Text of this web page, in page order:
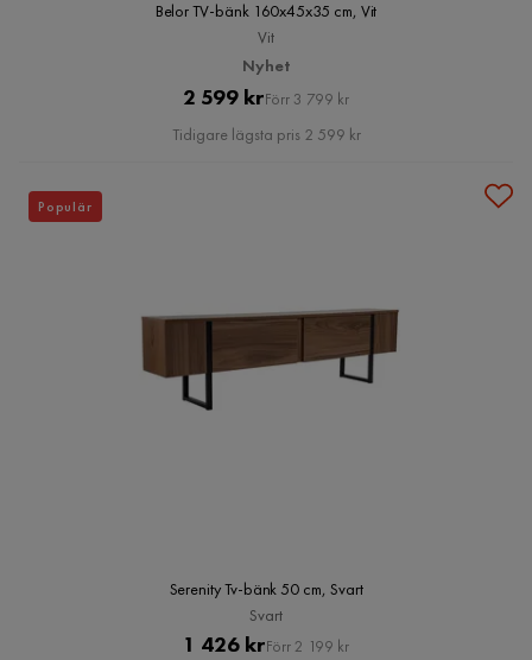
Belor TV-bänk 160x45x35 cm, Vit
Vit
Nyhet
Pris
2 599 krOriginal
Pris
Förr 3 799 kr
Tidigare lägsta pris 2 599 kr
Serenity Tv-bänk 50 cm, Svart
Svart
Pris
1 426 krOriginal
Förr 2 199 kr
Populär